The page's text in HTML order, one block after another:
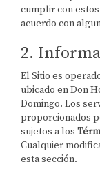
cumplir con estos
acuerdo con
2.
El Sitio es
ubicado en Don
Domingo. Los
proporcionados
sujetos a los
Cualquier
esta sección.